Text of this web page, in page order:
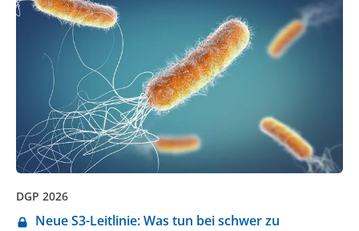
DGP 2026
Neue S3-Leitlinie: Was tun bei schwer zu